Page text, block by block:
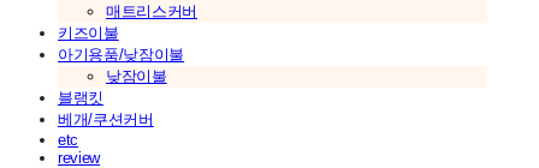
매트리스커버
키즈이불
아기용품/낮잠이불
낮잠이불
블랭킷
베개/쿠션커버
etc
review